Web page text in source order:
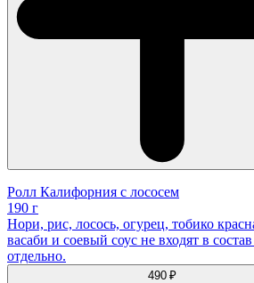
Ролл Калифорния с лососем
190 г
Нори, рис, лосось, огурец, тобико
васаби и соевый соус не входят в
отдельно.
490 ₽